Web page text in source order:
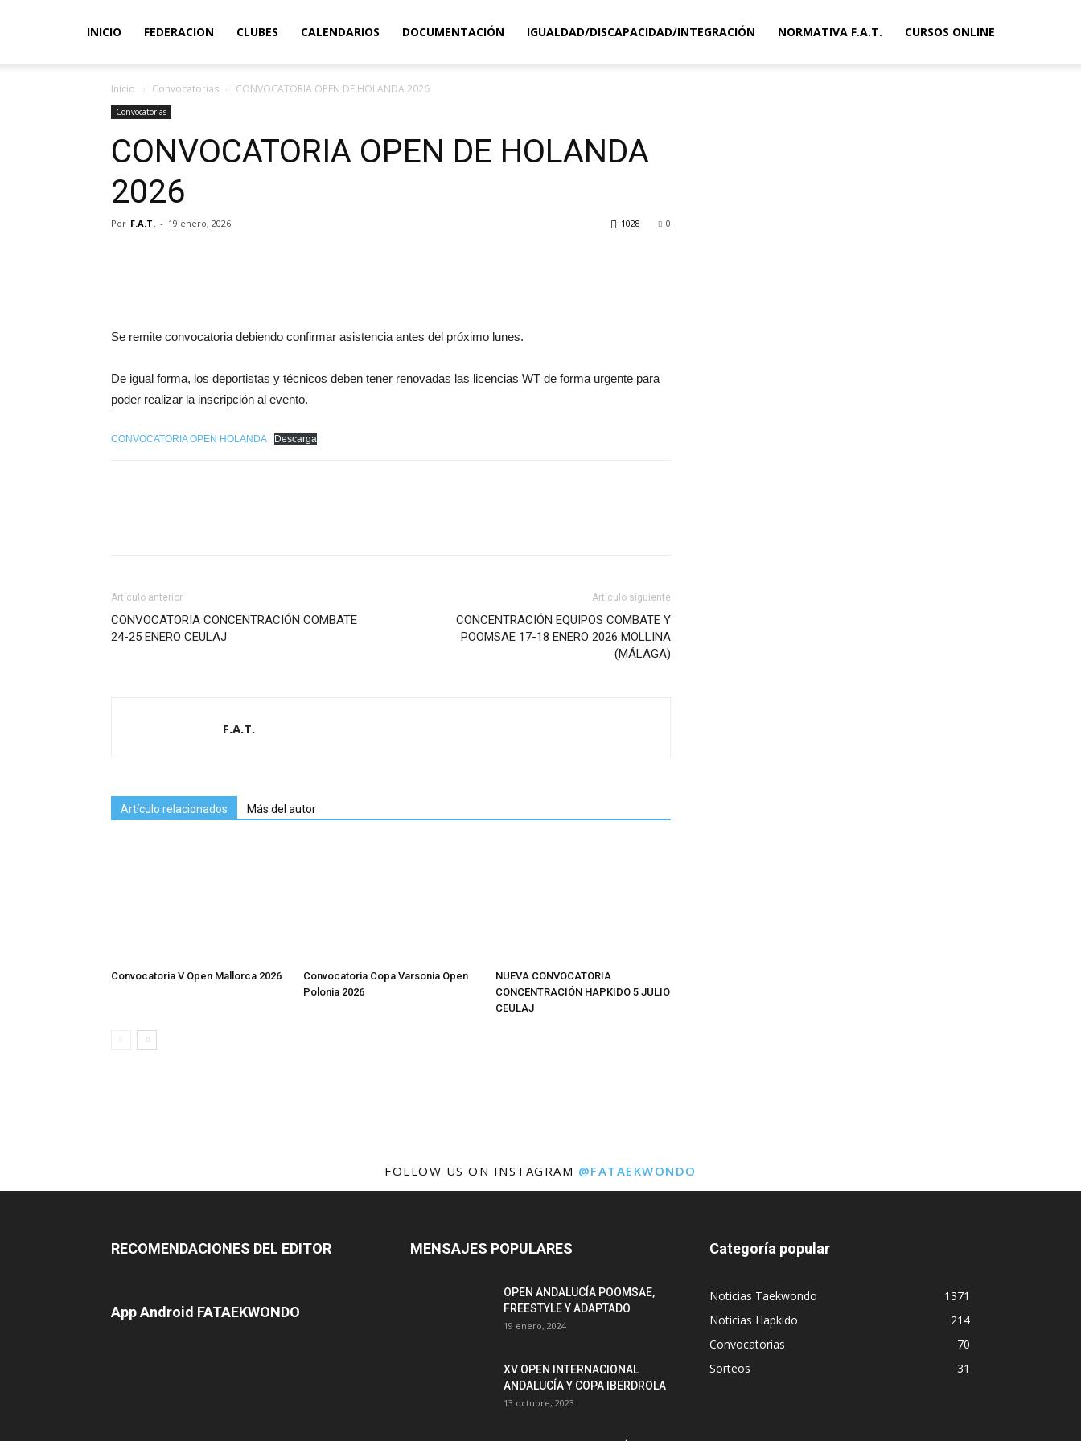
INICIO FEDERACION CLUBES CALENDARIOS DOCUMENTACIÓN IGUALDAD/DISCAPACIDAD/INTEGRACIÓN NORMATIVA F.A.T. CURSOS ONLINE
Inicio Convocatorias CONVOCATORIA OPEN DE HOLANDA 2026
Convocatorias
CONVOCATORIA OPEN DE HOLANDA
2026
Por F.A.T. - 19 enero, 2026 0
1028
Se remite convocatoria debiendo confirmar asistencia antes del próximo lunes.
De igual forma, los deportistas y técnicos deben tener renovadas las licencias WT de forma urgente para
poder realizar la inscripción al evento.
CONVOCATORIA OPEN HOLANDA Descarga
Artículo anterior
CONVOCATORIA CONCENTRACIÓN COMBATE
24-25 ENERO CEULAJ
Artículo siguiente
CONCENTRACIÓN EQUIPOS COMBATE Y
POOMSAE 17-18 ENERO 2026 MOLLINA
(MÁLAGA)
F.A.T.
Artículo relacionados Más del autor
Convocatoria V Open Mallorca 2026
Convocatoria Copa Varsonia Open
Polonia 2026
NUEVA CONVOCATORIA
CONCENTRACIÓN HAPKIDO 5 JULIO
CEULAJ
FOLLOW US ON INSTAGRAM @FATAEKWONDO
RECOMENDACIONES DEL EDITOR
App Android FATAEKWONDO
MENSAJES POPULARES
OPEN ANDALUCÍA POOMSAE,
FREESTYLE Y ADAPTADO
19 enero, 2024
XV OPEN INTERNACIONAL
ANDALUCÍA Y COPA IBERDROLA
13 octubre, 2023
Categoría popular
Noticias Taekwondo
1371
Noticias Hapkido
214
Convocatorias
70
Sorteos
31